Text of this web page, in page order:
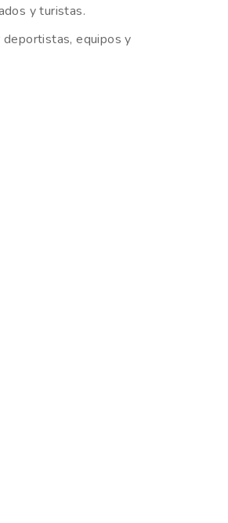
y turistas.
deportistas, equipos y